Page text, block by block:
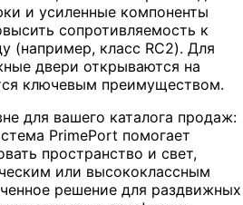
и усиленные компоненты
сопротивляемость к
(например, класс RC2). Для
двери открываются на
ключевым преимуществом.
для вашего каталога продаж:
PrimePort помогает
пространство и свет,
или высококлассным
решение для раздвижных